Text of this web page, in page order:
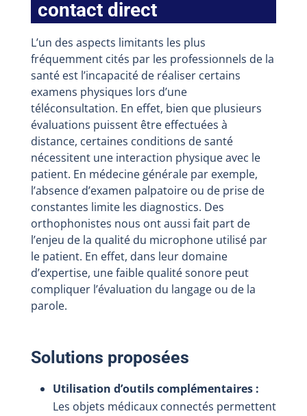
contact direct
L’un des aspects limitants les plus
fréquemment cités par les professionnels de la
santé est l’incapacité de réaliser certains
examens physiques lors d’une
téléconsultation. En effet, bien que plusieurs
évaluations puissent être effectuées à
distance, certaines conditions de santé
nécessitent une interaction physique avec le
patient. En médecine générale par exemple,
l’absence d’examen palpatoire ou de prise de
constantes limite les diagnostics. Des
orthophonistes nous ont aussi fait part de
l’enjeu de la qualité du microphone utilisé par
le patient. En effet, dans leur domaine
d’expertise, une faible qualité sonore peut
compliquer l’évaluation du langage ou de la
parole.
Solutions proposées
Utilisation d’outils complémentaires :
Les objets médicaux connectés permettent